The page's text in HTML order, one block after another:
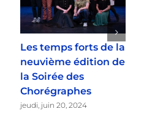
Les temps forts de la
neuvième édition de
la Soirée des
Chorégraphes
jeudi, juin 20, 2024